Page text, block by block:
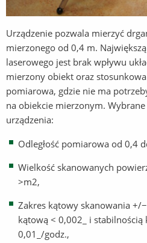
Urządzenie pozwala mierzyć
mierzonego od 0,4 m.
laserowego jest brak wpływu
mierzony obiekt oraz
pomiarowa, gdzie nie ma
na obiekcie mierzonym.
urządzenia:
Odległość pomiarowa od 0,4
Wielkość skanowanych
>m2,
Zakres kątowy skanowania +/
kątową < 0,002_ i
0,01_/godz.,